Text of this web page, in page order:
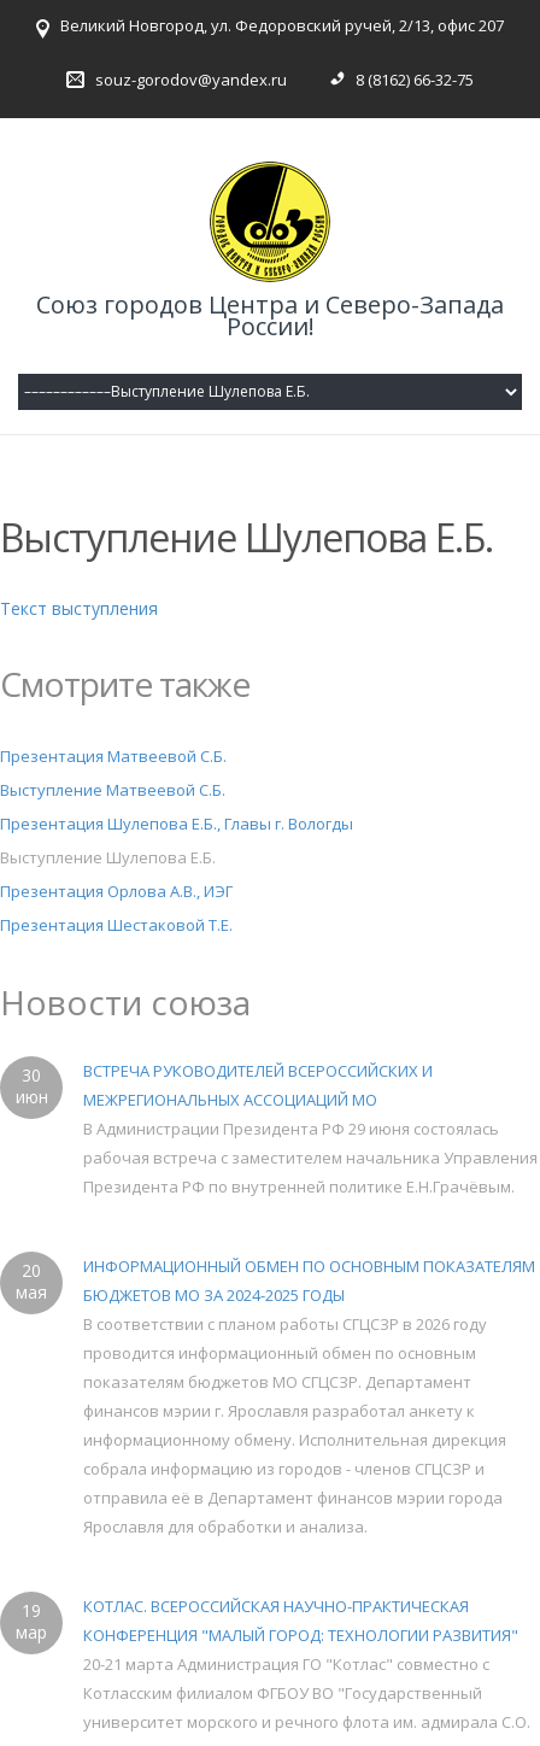
Великий Новгород, ул. Федоровский ручей, 2/13, офис 207
souz-gorodov@yandex.ru 8 (8162) 66-32-75
Союз городов Центра и Северо-Запада
России!
Выступление Шулепова Е.Б.
Текст выступления
Смотрите также
Презентация Матвеевой С.Б.
Выступление Матвеевой С.Б.
Презентация Шулепова Е.Б., Главы г. Вологды
Выступление Шулепова Е.Б.
Презентация Орлова А.В., ИЭГ
Презентация Шестаковой Т.Е.
Новости союза
30
июн
ВСТРЕЧА РУКОВОДИТЕЛЕЙ ВСЕРОССИЙСКИХ И
МЕЖРЕГИОНАЛЬНЫХ АССОЦИАЦИЙ МО
В Администрации Президента РФ 29 июня состоялась
рабочая встреча с заместителем начальника Управления
Президента РФ по внутренней политике Е.Н.Грачёвым.
20
мая
ИНФОРМАЦИОННЫЙ ОБМЕН ПО ОСНОВНЫМ ПОКАЗАТЕЛЯМ
БЮДЖЕТОВ МО ЗА 2024-2025 ГОДЫ
В соответствии с планом работы СГЦСЗР в 2026 году
проводится информационный обмен по основным
показателям бюджетов МО СГЦСЗР. Департамент
финансов мэрии г. Ярославля разработал анкету к
информационному обмену. Исполнительная дирекция
собрала информацию из городов - членов СГЦСЗР и
отправила её в Департамент финансов мэрии города
Ярославля для обработки и анализа.
19
мар
КОТЛАС. ВСЕРОССИЙСКАЯ НАУЧНО-ПРАКТИЧЕСКАЯ
КОНФЕРЕНЦИЯ "МАЛЫЙ ГОРОД: ТЕХНОЛОГИИ РАЗВИТИЯ"
20-21 марта Администрация ГО "Котлас" совместно с
Котласским филиалом ФГБОУ ВО "Государственный
университет морского и речного флота им. адмирала С.О.